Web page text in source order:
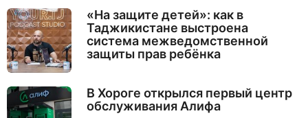
«На защите детей»: как в
Таджикистане выстроена
система межведомственной
защиты прав ребёнка
В Хороге открылся первый центр
обслуживания Алифа